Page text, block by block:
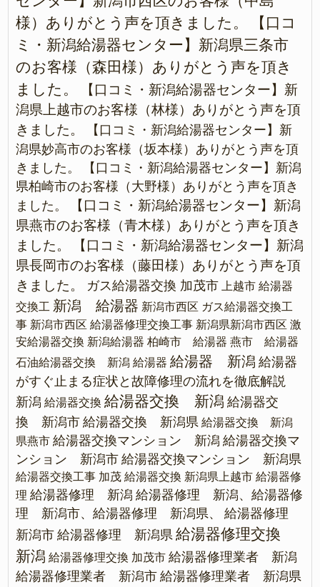
様）ありがとう声を頂きました。
【口コ
ミ・新潟給湯器センター】新潟県三条市
のお客様（森田様）ありがとう声を頂き
ました。
【口コミ・新潟給湯器センター】新
潟県上越市のお客様（林様）ありがとう声を頂
きました。
【口コミ・新潟給湯器センター】新
潟県妙高市のお客様（坂本様）ありがとう声を頂
きました。
【口コミ・新潟給湯器センター】新潟
県柏崎市のお客様（大野様）ありがとう声を頂き
ました。
【口コミ・新潟給湯器センター】新潟
県燕市のお客様（青木様）ありがとう声を頂き
ました。
【口コミ・新潟給湯器センター】新潟
県長岡市のお客様（藤田様）ありがとう声を頂
きました。
ガス給湯器交換 加茂市
上越市 給湯器
交換工 新潟 給湯器 新潟市西区 ガス給湯器交換工
事 新潟市西区 給湯器修理交換工事 新潟県新潟市西区 激
安給湯器交換 新潟給湯器 柏崎市 給湯器 燕市 給湯器
石油給湯器交換 新潟 給湯器 給湯器 新潟 給湯器
がすぐ止まる症状と故障修理の流れを徹底解説
新潟 給湯器交換 給湯器交換 新潟 給湯器交
換 新潟市 給湯器交換 新潟県 給湯器交換 新潟
県燕市 給湯器交換マンション 新潟 給湯器交換マ
ンション 新潟市 給湯器交換マンション 新潟県
給湯器交換工事 加茂 給湯器交換 新潟県上越市 給湯器修
理 給湯器修理 新潟 給湯器修理 新潟、給湯器修
理 新潟市、給湯器修理 新潟県、
給湯器修理
新潟市 給湯器修理 新潟県 給湯器修理交換
新潟 給湯器修理交換 加茂市 給湯器修理業者 新潟
給湯器修理業者 新潟市 給湯器修理業者 新潟県